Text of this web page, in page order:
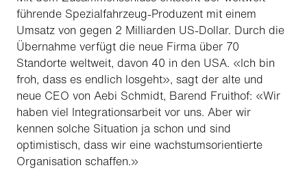
führende Spezialfahrzeug-Produzent mit einem
Umsatz von gegen 2 Milliarden US-Dollar. Durch die
Übernahme verfügt die neue Firma über 70
Standorte weltweit, davon 40 in den USA. «Ich bin
froh, dass es endlich losgeht», sagt der alte und
neue CEO von Aebi Schmidt, Barend Fruithof: «Wir
haben viel Integrationsarbeit vor uns. Aber wir
kennen solche Situation ja schon und sind
optimistisch, dass wir eine wachstumsorientierte
Organisation schaffen.»